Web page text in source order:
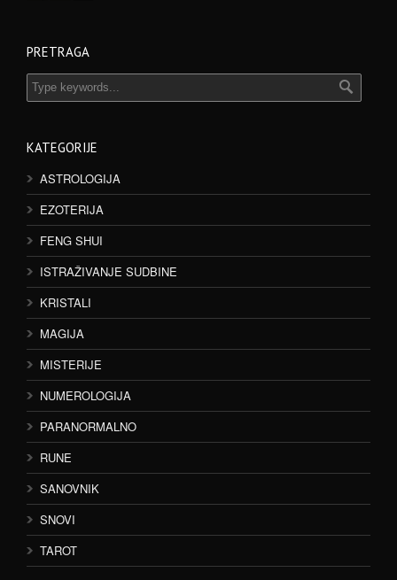
PRETRAGA
KATEGORIJE
ASTROLOGIJA
EZOTERIJA
FENG SHUI
ISTRAŽIVANJE SUDBINE
KRISTALI
MAGIJA
MISTERIJE
NUMEROLOGIJA
PARANORMALNO
RUNE
SANOVNIK
SNOVI
TAROT